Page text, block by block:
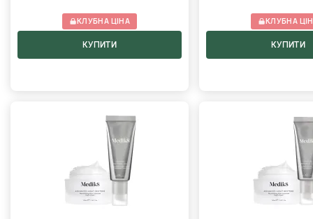
КЛУБНА ЦІНА
КУПИТИ
КЛУБНА
КУПИТИ